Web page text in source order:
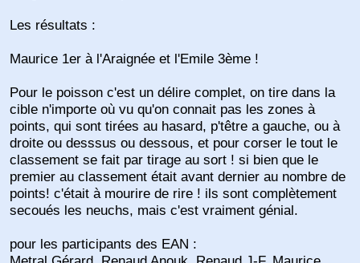
Les résultats :
Maurice 1er à l'Araignée et l'Emile 3ème !
Pour le poisson c'est un délire complet, on tire dans la
cible n'importe où vu qu'on connait pas les zones à
points, qui sont tirées au hasard, p'têtre a gauche, ou à
droite ou desssus ou dessous, et pour corser le tout le
classement se fait par tirage au sort ! si bien que le
premier au classement était avant dernier au nombre de
points! c'était à mourire de rire ! ils sont complètement
secoués les neuchs, mais c'est vraiment génial.
pour les participants des EAN :